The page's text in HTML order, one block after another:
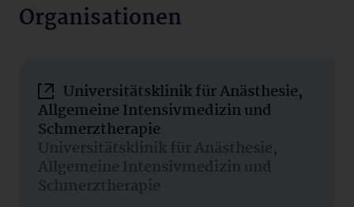
Organisationen
Universitätsklinik für Anästhesie,
Allgemeine Intensivmedizin und
Schmerztherapie
Universitätsklinik für Anästhesie,
Allgemeine Intensivmedizin und
Schmerztherapie